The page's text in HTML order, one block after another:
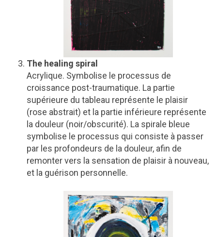
The healing spiral
Acrylique. Symbolise le processus de
croissance post-traumatique. La partie
supérieure du tableau représente le plaisir
(rose abstrait) et la partie inférieure représente
la douleur (noir/obscurité). La spirale bleue
symbolise le processus qui consiste à passer
par les profondeurs de la douleur, afin de
remonter vers la sensation de plaisir à nouveau,
et la guérison personnelle.